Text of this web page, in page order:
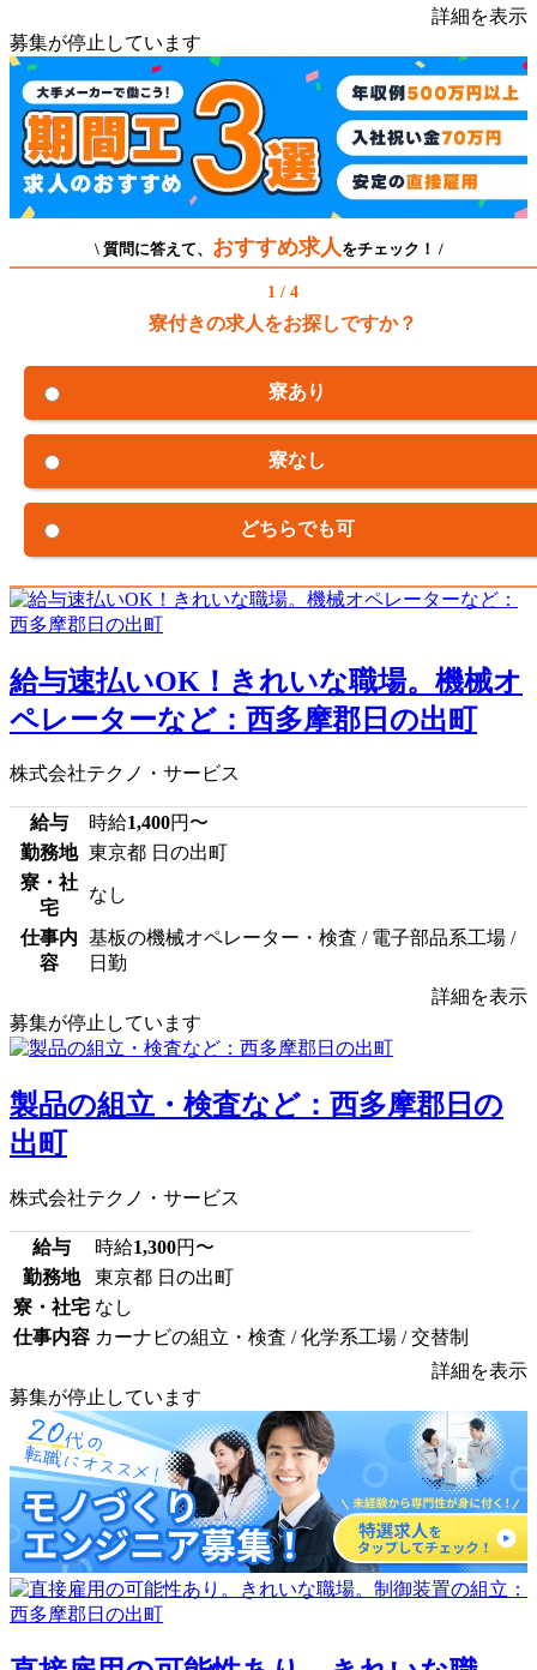
詳細を表示
募集が停止しています
\ 質問に答えて、 おすすめ求人 をチェック！ /
1 / 4
寮付きの求人をお探しですか？
寮あり
寮なし
どちらでも可
給与速払いOK！きれいな職場。機械オ
ペレーターなど：西多摩郡日の出町
株式会社テクノ・サービス
給与 時給1,400円〜
勤務地 東京都 日の出町
寮・社
宅
なし
仕事内
容
基板の機械オペレーター・検査 / 電子部品系工場 /
日勤
詳細を表示
募集が停止しています
製品の組立・検査など：西多摩郡日の
出町
株式会社テクノ・サービス
給与 時給1,300円〜
勤務地
東京都 日の出町
寮・社宅 なし
仕事内容 カーナビの組立・検査 / 化学系工場 / 交替制
詳細を表示
募集が停止しています